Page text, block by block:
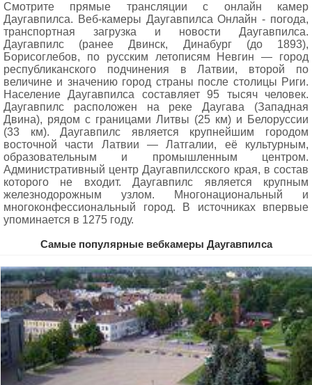
Смотрите прямые трансляции с онлайн камер
Даугавпилса. Веб-камеры Даугавпилса Oнлайн - погода,
транспортная загрузка и новости Даугавпилса.
Даугавпилс (ранее Двинск, Динабург (до 1893),
Борисоглебов, по русским летописям Невгин — город
республиканского подчинения в Латвии, второй по
величине и значению город страны после столицы Риги.
Население Даугавпилса составляет 95 тысяч человек.
Даугавпилс расположен на реке Даугава (Западная
Двина), рядом с границами Литвы (25 км) и Белоруссии
(33 км). Даугавпилс является крупнейшим городом
восточной части Латвии — Латгалии, её культурным,
образовательным и промышленным центром.
Административный центр Даугавпилсского края, в состав
которого не входит. Даугавпилс является крупным
железнодорожным узлом. Многонациональный и
многоконфессиональный город. В источниках впервые
упоминается в 1275 году.
Самые популярные вебкамеры Даугавпилса